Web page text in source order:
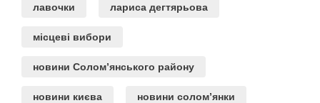
лавочки лариса дегтярьова
місцеві вибори
новини Солом’янського району
новини києва новини солом’янки